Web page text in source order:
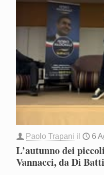
Paolo Trapani il 6
L’autunno dei
Vannacci, da Di